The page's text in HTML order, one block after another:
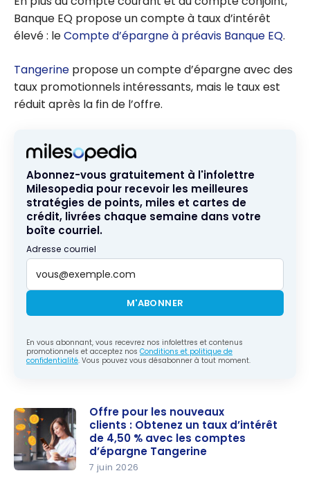
Banque EQ propose un compte à taux d’intérêt
élevé : leCompte d’épargne à préavis Banque EQ.
Tangerine propose un compte d’épargne avec des
taux promotionnels intéressants, mais le taux est
réduit après la fin de l’offre.
Abonnez-vous gratuitement à l'infolettre
Milesopedia pour recevoir les meilleures
stratégies de points, miles et cartes de
crédit, livrées chaque semaine dans votre
boîte courriel.
Adresse courriel
M'ABONNER
En vous abonnant, vous recevrez nos infolettres et contenus
promotionnels et acceptez nos Conditions et politique de
confidentialité. Vous pouvez vous désabonner à tout moment.
Offre pour les nouveaux
clients : Obtenez un taux d’intérêt
de 4,50 % avec les comptes
d’épargne Tangerine
7 juin 2026